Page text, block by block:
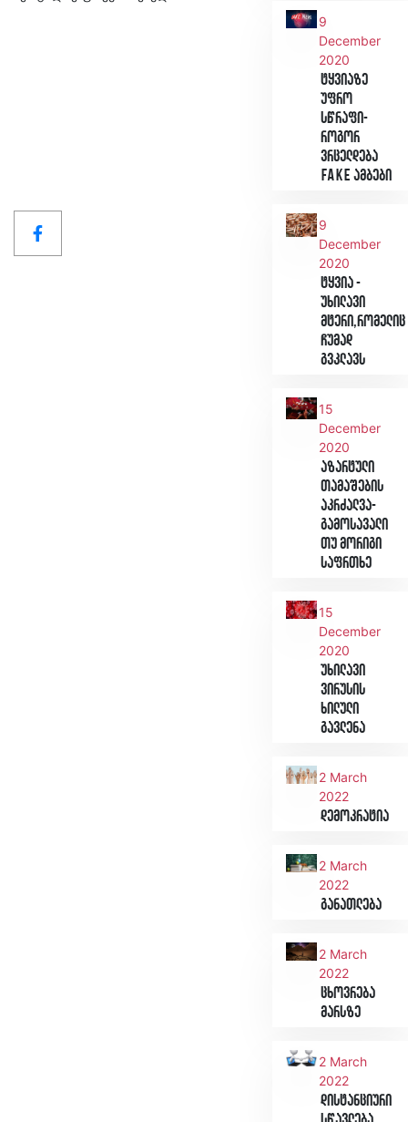
9
December
2020
ტყვიაზე
უფრო
სწრაფი-
როგორ
ვრცელდება
Fake ამბები
9
December
2020
ტყვია -
უხილავი
მტერი,რომელიც
ჩუმად
გვკლავს
15
December
2020
აზარტული
თამაშების
აკრძალვა-
გამოსავალი
თუ მორიგი
საფრთხე
15
December
2020
უხილავი
ვირუსის
ხილული
გავლენა
2 March
2022
დემოკრატია
2 March
2022
განათლება
2 March
2022
ცხოვრება
მარსზე
2 March
2022
დისტანციური